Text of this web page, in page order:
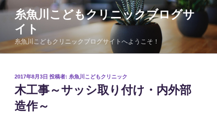
コ
ン
ツ
糸魚川こどもクリニックブログサ
イト
糸魚川こどもクリニックブログサイトへようこそ！
投
日:
2017年8月3日 投稿者: 糸魚川こどもクリニック
木工事～サッシ取り付け・内外部
造作～